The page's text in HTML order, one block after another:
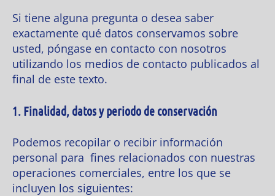
Si tiene alguna pregunta o desea saber
exactamente qué datos conservamos sobre
usted, póngase en contacto con nosotros
utilizando los medios de contacto publicados al
final de este texto.
1. Finalidad, datos y periodo de conservación
Podemos recopilar o recibir información
personal para fines relacionados con nuestras
operaciones comerciales, entre los que se
incluyen los siguientes: